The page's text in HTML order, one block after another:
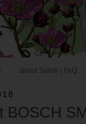
about Sarah | FAQ.
BOSCH